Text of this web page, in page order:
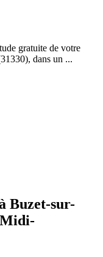
gratuite de votre
dans un ...
Buzet-sur-